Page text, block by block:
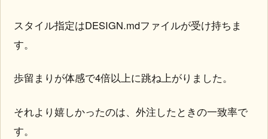
スタイル指定はDESIGN.mdファイルが受け持ちま
す。
歩留まりが体感で4倍以上に跳ね上がりました。
それより嬉しかったのは、外注したときの一致率で
す。